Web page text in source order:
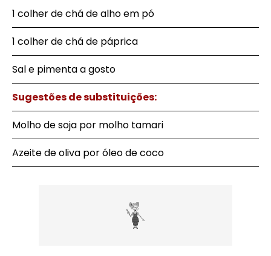
1 colher de chá de alho em pó
1 colher de chá de páprica
Sal e pimenta a gosto
Sugestões de substituições:
Molho de soja por molho tamari
Azeite de oliva por óleo de coco